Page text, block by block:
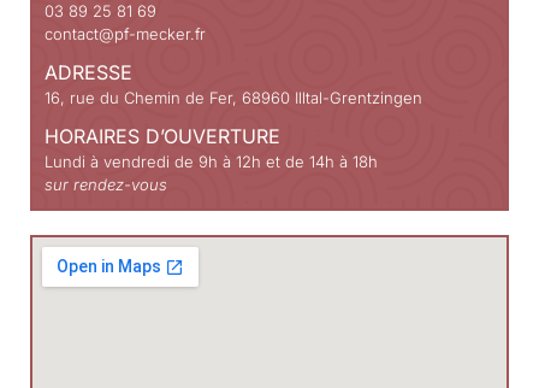
03 89 25 81 69
contact@pf-mecker.fr
ADRESSE
16, rue du Chemin de Fer, 68960 Illtal-Grentzingen
HORAIRES D’OUVERTURE
Lundi à vendredi de 9h à 12h et de 14h à 18h
sur rendez-vous